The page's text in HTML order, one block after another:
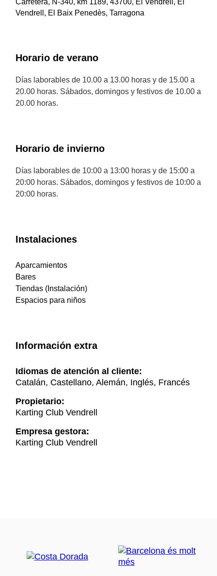
Carretera, N-340, km 1189, 43700, El Vendrell, El
Vendrell, El Baix Penedès, Tarragona
Horario de verano
Días laborables de 10.00 a 13.00 horas y de 15.00 a
20.00 horas. Sábados, domingos y festivos de 10.00 a
20.00 horas.
Horario de invierno
Días laborables de 10:00 a 13:00 horas y de 15:00 a
20:00 horas. Sábados, domingos y festivos de 10:00 a
20:00 horas.
Instalaciones
Aparcamientos
Bares
Tiendas (Instalación)
Espacios para niños
Información extra
Idiomas de atención al cliente:
Catalán, Castellano, Alemán, Inglés, Francés
Propietario:
Karting Club Vendrell
Empresa gestora:
Karting Club Vendrell